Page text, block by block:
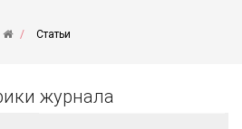
Статьи
журнала